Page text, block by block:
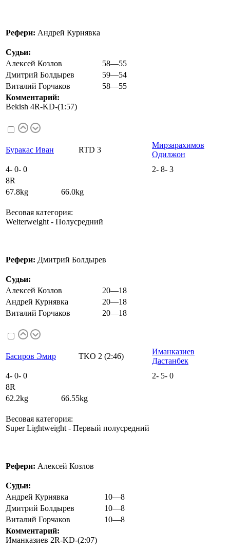
Рефери: Андрей Курнявка
Судьи:
Алексей Козлов
58—55
Дмитрий Болдырев
59—54
Виталий Горчаков
58—55
Комментарий:
Bekish 4R-KD-(1:57)
Буракас Иван RTD 3
Мирзарахимов
Одилжон
4- 0- 0 2- 8- 3
8R
67.8kg 66.0kg
Весовая категория:
Welterweight - Полусредний
Рефери: Дмитрий Болдырев
Судьи:
Алексей Козлов
20—18
Андрей Курнявка
20—18
Виталий Горчаков
20—18
Басиров Эмир TKO 2 (2:46)
Иманказиев
Дастанбек
4- 0- 0 2- 5- 0
8R
62.2kg 66.55kg
Весовая категория:
Super Lightweight - Первый полусредний
Рефери: Алексей Козлов
Судьи:
Андрей Курнявка
10—8
Дмитрий Болдырев
10—8
Виталий Горчаков
10—8
Комментарий:
Иманказиев 2R-KD-(2:07)